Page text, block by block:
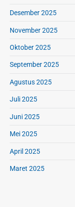
Desember 2025
November 2025
Oktober 2025
September 2025
Agustus 2025
Juli 2025
Juni 2025
Mei 2025
April 2025
Maret 2025